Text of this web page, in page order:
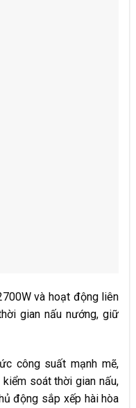
và hoạt động liên
gian nấu nướng, giữ
công suất mạnh mẽ,
soát thời gian nấu,
động sắp xếp hài hòa